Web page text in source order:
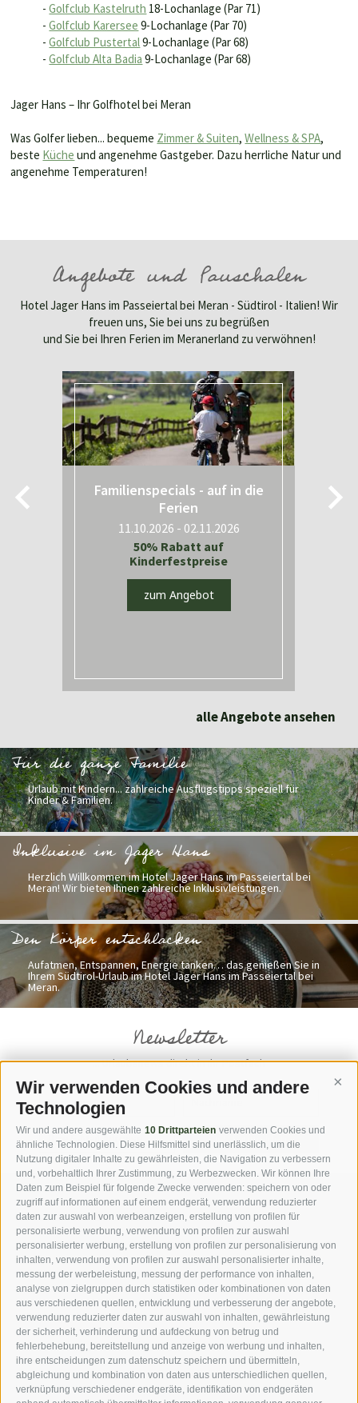
Wir verwenden Cookies und andere
Technologien
Wir und andere ausgewählte 10 Drittparteien verwenden Cookies und
ähnliche Technologien. Diese Hilfsmittel sind unerlässlich, um die
Nutzung digitaler Inhalte zu gewährleisten, die Navigation zu verbessern
und, vorbehaltlich Ihrer Zustimmung, zu Werbezwecken. Wir können Ihre
Daten zum Beispiel für folgende Zwecke verwenden: speichern von oder
zugriff auf informationen auf einem endgerät, verwendung reduzierter
daten zur auswahl von werbeanzeigen, erstellung von profilen für
personalisierte werbung, verwendung von profilen zur auswahl
personalisierter werbung, erstellung von profilen zur personalisierung von
inhalten, verwendung von profilen zur auswahl personalisierter inhalte,
messung der werbeleistung, messung der performance von inhalten,
analyse von zielgruppen durch statistiken oder kombinationen von daten
aus verschiedenen quellen, entwicklung und verbesserung der angebote,
verwendung reduzierter daten zur auswahl von inhalten, gewährleistung
der sicherheit, verhinderung und aufdeckung von betrug und
fehlerbehebung, bereitstellung und anzeige von werbung und inhalten,
ihre entscheidungen zum datenschutz speichern und übermitteln,
abgleichung und kombination von daten aus unterschiedlichen quellen,
verknüpfung verschiedener endgeräte, identifikation von endgeräten
-Golfclub Kastelruth 18-Lochanlage (Par 71)
-Golfclub Karersee 9-Lochanlage (Par 70)
-Golfclub Pustertal9-Lochanlage (Par 68)
-Golfclub Alta Badia 9-Lochanlage (Par 68)
Jager Hans – Ihr Golfhotel bei Meran
Was Golfer lieben... bequeme Zimmer & Suiten,Wellness & SPA,
beste Küche und angenehme Gastgeber. Dazu herrliche Natur und
angenehme Temperaturen!
Angebote und Pauschalen
Hotel Jager Hans im Passeiertal bei Meran - Südtirol - Italien! Wir
freuen uns, Sie bei uns zu begrüßen
und Sie bei Ihren Ferien im Meranerland zu verwöhnen!
Familienspecials - auf in die
Ferien
11.10.2026 - 02.11.2026
50% Rabatt auf
Kinderfestpreise
zum Angebot
alle Angebote ansehen
Für die ganze Familie
Urlaub mit Kindern... zahlreiche Ausflugstipps speziell für
Kinder & Familien.
Inklusive im Jager Hans
Herzlich Willkommen im Hotel Jager Hans im Passeiertal bei
Meran! Wir bieten Ihnen zahlreiche Inklusivleistungen.
Den Körper entschlacken
Aufatmen, Entspannen, Energie tanken… das genießen Sie in
Ihrem Südtirol-Urlaub im Hotel Jager Hans im Passeiertal bei
Meran.
Newsletter
... Urlaubsnews direkt in Ihr Postfach
jetzt anmelden
DOWNLOADS FOTOGALERIE
VIDEOBLOG ROUTENPLANER
WEBCAMS WETTER
***s Hotel Jager Hans · Familie Ennemoser · Dorfstrasse 3 ·
39010 St. Martin in Passeier